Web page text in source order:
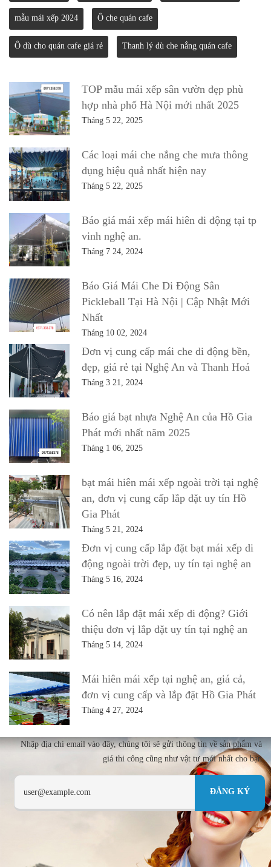
mẫu mái xếp 2024 Ô che quán cafe
Ô dù cho quán cafe giá rẻ Thanh lý dù che nắng quán cafe
TOP mẫu mái xếp sân vườn đẹp phù
hợp nhà phố Hà Nội mới nhất 2025
Tháng 5 22, 2025
Các loại mái che nắng che mưa thông
dụng hiệu quả nhất hiện nay
Tháng 5 22, 2025
Báo giá mái xếp mái hiên di động tại tp
vinh nghệ an.
Tháng 7 24, 2024
Báo Giá Mái Che Di Động Sân
Pickleball Tại Hà Nội | Cập Nhật Mới
Nhất
Tháng 10 02, 2024
Đơn vị cung cấp mái che di động bền,
đẹp, giá rẻ tại Nghệ An và Thanh Hoá
Tháng 3 21, 2024
Báo giá bạt nhựa Nghệ An của Hồ Gia
Phát mới nhất năm 2025
Tháng 1 06, 2025
bạt mái hiên mái xếp ngoài trời tại nghệ
an, đơn vị cung cấp lắp đặt uy tín Hồ
Gia Phát
Tháng 5 21, 2024
Đơn vị cung cấp lắp đặt bạt mái xếp di
động ngoài trời đẹp, uy tín tại nghệ an
Tháng 5 16, 2024
Có nên lắp đặt mái xếp di động? Giới
thiệu đơn vị lắp đặt uy tín tại nghệ an
Tháng 5 14, 2024
Mái hiên mái xếp tại nghệ an, giá cả,
đơn vị cung cấp và lắp đặt Hồ Gia Phát
Tháng 4 27, 2024
Nhập địa chi email vào đây, chúng tôi sẽ gửi thông tin về sản phẩm và
giá thi công cũng như vật tư mới nhất cho bạn